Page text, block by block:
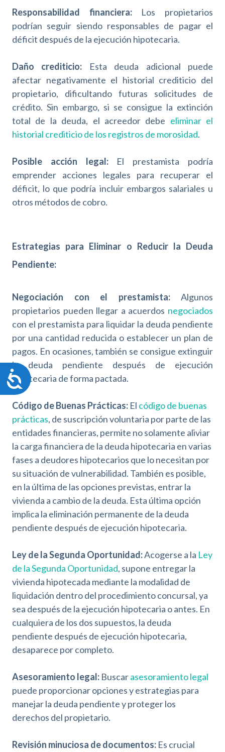
A
e
s
i
b
i
l
i
d
a
d
Responsabilidad financiera:Los propietarios
podrían seguir siendo responsables de pagar el
déficit después de la ejecución hipotecaria.
Daño crediticio: Esta deuda adicional puede
afectar negativamente el historial crediticio del
propietario, dificultando futuras solicitudes de
crédito. Sin embargo, si se consigue la extinción
total de la deuda, el acreedor debe eliminar el
historial crediticio de los registros de morosidad.
Posible acción legal:El prestamista podría
emprender acciones legales para recuperar el
déficit, lo que podría incluir embargos salariales u
otros métodos de cobro.
Estrategias para Eliminar o Reducir la Deuda
Pendiente:
Negociación con el prestamista:Algunos
propietarios pueden llegar a acuerdos negociados
con el prestamista para liquidar la deuda pendiente
por una cantidad reducida o establecer un plan de
pagos. En ocasiones, también se consigue extinguir
la deuda pendiente después de ejecución
hipotecaria de forma pactada.
Código de Buenas Prácticas: El código de buenas
prácticas, de suscripción voluntaria por parte de las
entidades financieras, permite no solamente aliviar
la carga financiera de la deuda hipotecaria en varias
fases a deudores hipotecarios que lo necesitan por
su situación de vulnerabilidad. También es posible,
en la última de las opciones previstas, entrar la
vivienda a cambio de la deuda. Esta última opción
implica la eliminación permanente de la deuda
pendiente después de ejecución hipotecaria.
Ley de la Segunda Oportunidad:Acogerse a la Ley
de la Segunda Oportunidad, supone entregar la
vivienda hipotecada mediante la modalidad de
liquidación dentro del procedimiento concursal, ya
sea después de la ejecución hipotecaria o antes. En
cualquiera de los dos supuestos, la deuda
pendiente después de ejecución hipotecaria,
desaparece por completo.
Asesoramiento legal: Buscarasesoramiento legal
puede proporcionar opciones y estrategias para
manejar la deuda pendiente y proteger los
derechos del propietario.
Revisión minuciosa de documentos: Es crucial